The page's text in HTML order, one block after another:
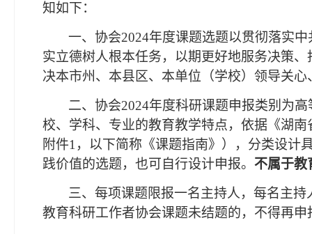
知如下：
一、协会2024年度课题选题以贯彻落实
实立德树人根本任务，以期更好地服务决策
决本市州、本县区、本单位（学校）领导关
二、协会2024年度科研课题申报类别为
校、学科、专业的教育教学特点，依据《湖
附件1，以下简称《课题指南》），分类设计
践价值的选题，也可自行设计申报。 不属于教
三、每项课题限报一名主持人，每名主
教育科研工作者协会课题未结题的，不得再申